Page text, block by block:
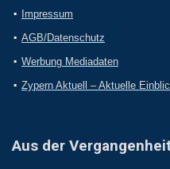
Impressum
AGB/Datenschutz
Werbung Mediadaten
Zypern Aktuell – Aktuelle
Aus der